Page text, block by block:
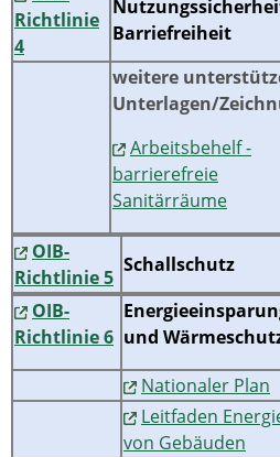
Richtlinie
4
Barriefreiheit
weitere
Unterlagen/
Arbeitsbehelf -
barrierefreie
Sanitärräume
OIB-
Richtlinie 5
Schallschutz
OIB-
Richtlinie 6 und
Nationaler Plan
Leitfaden
von Gebäuden